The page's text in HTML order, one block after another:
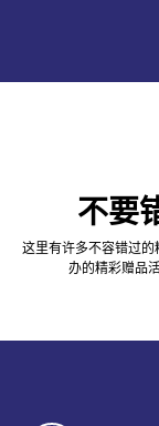
不要
这里有许多不容错过
办的精彩赠品